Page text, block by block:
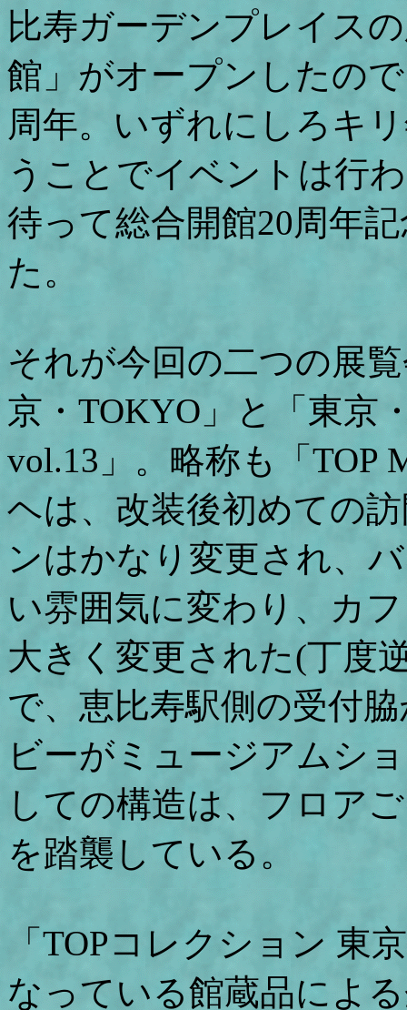
比寿ガーデンプレイス
館」がオープンしたの
周年。いずれにしろキ
うことでイベントは行
待って総合開館20周年
た。
それが今回の二つの展
京・TOKYO」と「東京
vol.13」。略称も「TOP
ヘは、改装後初めての
ンはかなり変更され、
い雰囲気に変わり、カ
大きく変更された(丁度
で、恵比寿駅側の受付
ビーがミュージアムシ
しての構造は、フロア
を踏襲している。
「TOPコレクション 東
なっている館蔵品によ